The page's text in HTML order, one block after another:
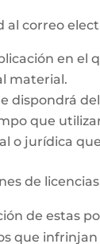
al correo
en el
material.
dispondrá
que
o jurídica
de
de estas
que